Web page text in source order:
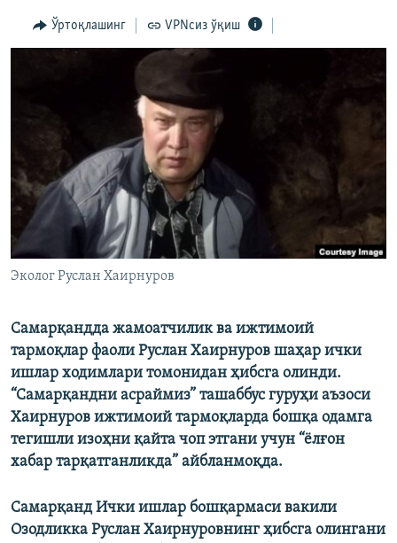
Ўртоқлашинг VPNсиз ўқиш
Эколог Руслан Хаирнуров
Самарқандда жамоатчилик ва ижтимоий
тармоқлар фаоли Руслан Хаирнуров шаҳар ички
ишлар ходимлари томонидан ҳибсга олинди.
“Самарқандни асраймиз” ташаббус гуруҳи аъзоси
Хаирнуров ижтимоий тармоқларда бошқа одамга
тегишли изоҳни қайта чоп этгани учун “ёлғон
хабар тарқатганликда” айбланмоқда.
Самарқанд Ички ишлар бошқармаси вакили
Озодликка Руслан Хаирнуровнинг ҳибсга олингани